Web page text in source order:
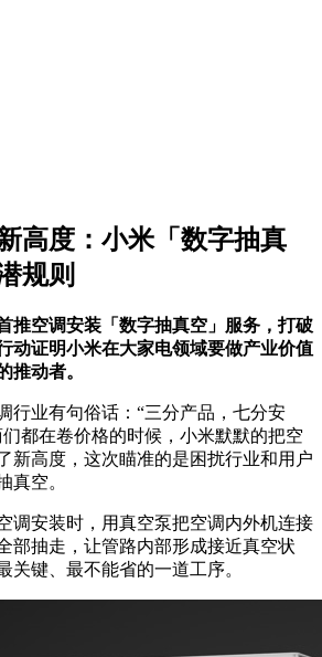
高度：小米「数字抽真
规则
推空调安装「数字抽真空」服务，打破
动证明小米在大家电领域要做产业价值
推动者。
业有句俗话：“三分产品，七分安
都在卷价格的时候，小米默默的把空
新高度，这次瞄准的是困扰行业和用户
空。
安装时，用真空泵把空调内外机连接
部抽走，让管路内部形成接近真空状
关键、最不能省的一道工序。